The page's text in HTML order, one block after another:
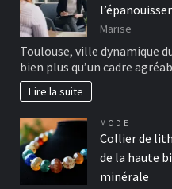
Marise
Toulouse, ville dynamique
bien plus qu’un cadre
Lire la suite
MODE
Collier de
de la haute
minérale